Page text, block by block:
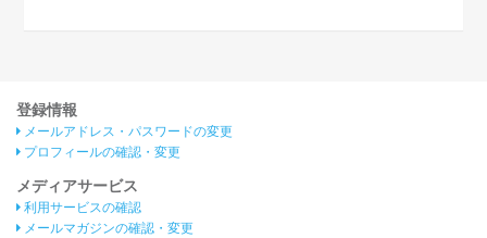
登録情報
メールアドレス・パスワードの変更
プロフィールの確認・変更
メディアサービス
利用サービスの確認
メールマガジンの確認・変更